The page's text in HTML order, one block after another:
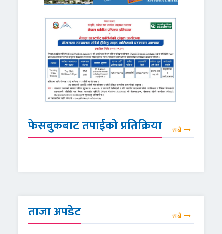
फेसबुकबाट तपाईको प्रतिक्रिया सबै
ताजा अपडेट सबै